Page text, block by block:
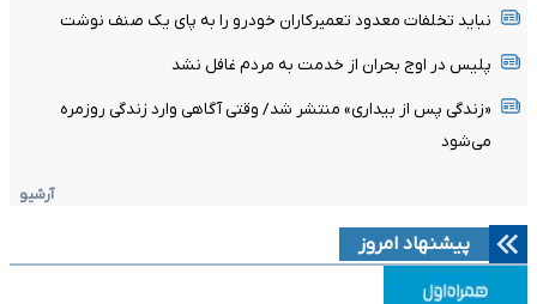
نباید تخلفات معدود تعمیرکاران خودرو را به پای یک صنف نوشت
پلیس در اوج بحران از خدمت به مردم غافل نشد
«زندگی پس از بیداری» منتشر شد/ وقتی آگاهی وارد زندگی روزمره
می‌شود
آرشیو
پیشنهاد امروز